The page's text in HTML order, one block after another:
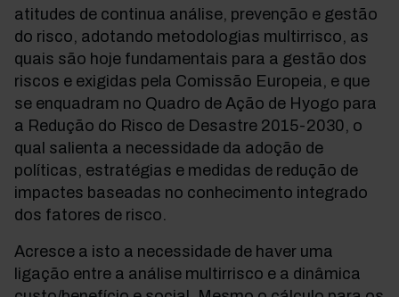
atitudes de continua análise, prevenção e gestão
do risco, adotando metodologias multirrisco, as
quais são hoje fundamentais para a gestão dos
riscos e exigidas pela Comissão Europeia, e que
se enquadram no Quadro de Ação de Hyogo para
a Redução do Risco de Desastre 2015-2030, o
qual salienta a necessidade da adoção de
políticas, estratégias e medidas de redução de
impactes baseadas no conhecimento integrado
dos fatores de risco.
Acresce a isto a necessidade de haver uma
ligação entre a análise multirrisco e a dinâmica